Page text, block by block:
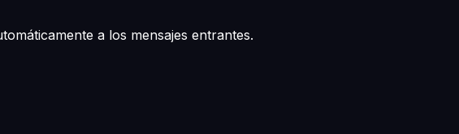
a los mensajes entrantes.